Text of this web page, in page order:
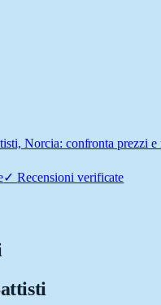
Norcia: confronta prezzi
✓Recensioni verificate